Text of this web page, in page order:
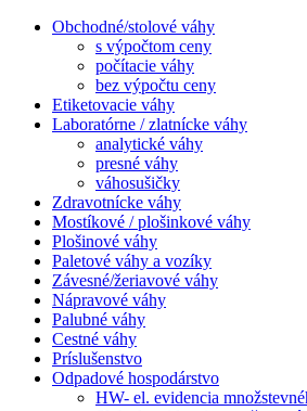
Obchodné/stolové váhy
s výpočtom ceny
počítacie váhy
bez výpočtu ceny
Etiketovacie váhy
Laboratórne / zlatnícke váhy
analytické váhy
presné váhy
váhosušičky
Zdravotnícke váhy
Mostíkové / plošinkové váhy
Plošinové váhy
Paletové váhy a vozíky
Závesné/žeriavové váhy
Nápravové váhy
Palubné váhy
Cestné váhy
Príslušenstvo
Odpadové hospodárstvo
HW- el. evidencia